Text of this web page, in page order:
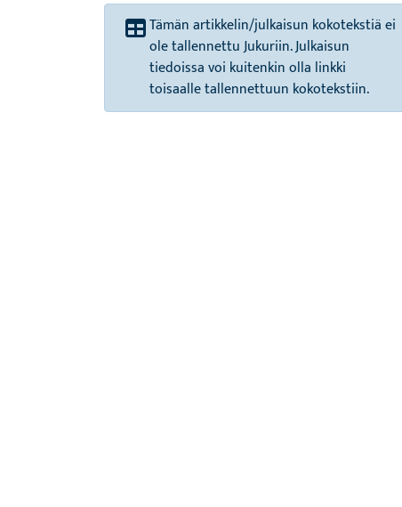
Tämän artikkelin/julkaisun kokotekstiä ei
ole tallennettu Jukuriin. Julkaisun
tiedoissa voi kuitenkin olla linkki
toisaalle tallennettuun kokotekstiin.